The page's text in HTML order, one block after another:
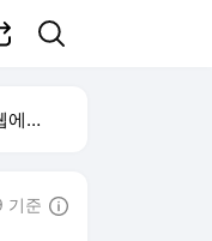
기
기준